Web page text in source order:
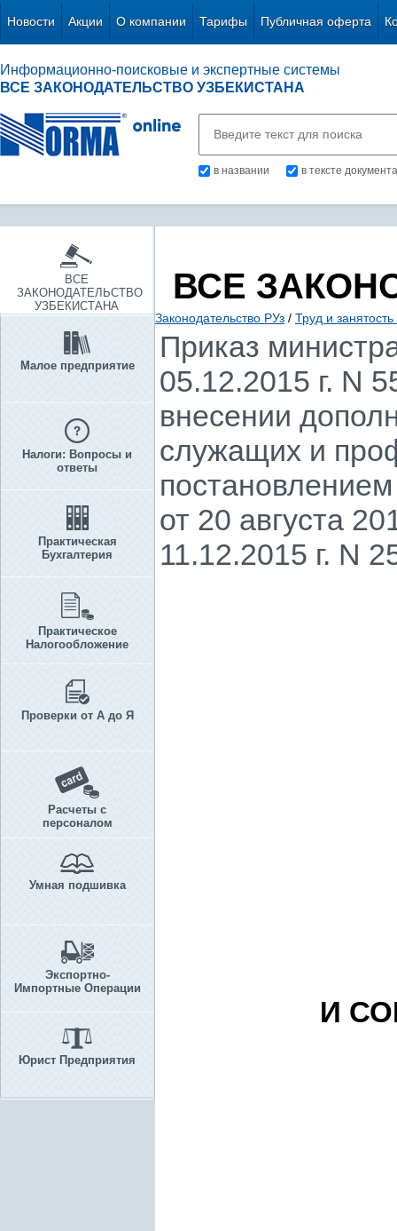
Новости Акции О компании Тарифы Публичная оферта
Информационно-поисковые и экспертные системы
ВСЕ ЗАКОНОДАТЕЛЬСТВО УЗБЕКИСТАНА
в названии в тексте документа
ВСЕ
ЗАКОНОДАТЕЛЬСТВО
УЗБЕКИСТАНА
Малое предприятие
Налоги: Вопросы и
ответы
Практическая
Бухгалтерия
Практическое
Налогообложение
Проверки от А до Я
Расчеты с
персоналом
Умная подшивка
Экспортно-
Импортные Операции
Юрист Предприятия
ВСЕ
Законодательство РУз / Труд и
Приказ
05.12.2015 г. N
внесении
служащих и
от 20 августа
11.12.2015 г. N
И